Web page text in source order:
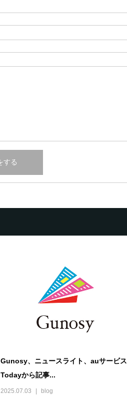
Gunosy、ニュースライト、auサービス
Todayから記事...
2025.07.03 blog